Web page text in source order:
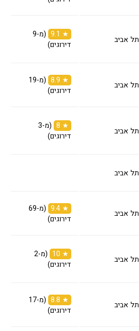
תל אביב
★ 9.1
(מ-9
דירוגים)
תל אביב ★ 8.9
(מ-19
דירוגים)
תל אביב
★ 8
(מ-3
דירוגים)
תל אביב
תל אביב ★ 9.4
(מ-69
דירוגים)
תל אביב
★ 10
(מ-2
דירוגים)
תל אביב ★ 8.8
(מ-17
דירוגים)